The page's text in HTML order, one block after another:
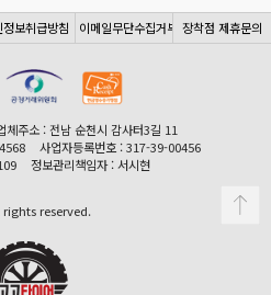
정보취급방침 이메일무단수집거부 장착점 제휴문의
체주소 : 전남 순천시 감사터3길 11
사업자등록번호 : 317-39-00456
정보관리책임자 : 서시현
rights reserved.